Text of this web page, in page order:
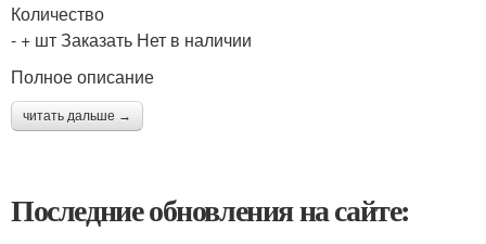
Количество
- + шт Заказать Нет в наличии
Полное описание
читать дальше →
Последние обновления на сайте: